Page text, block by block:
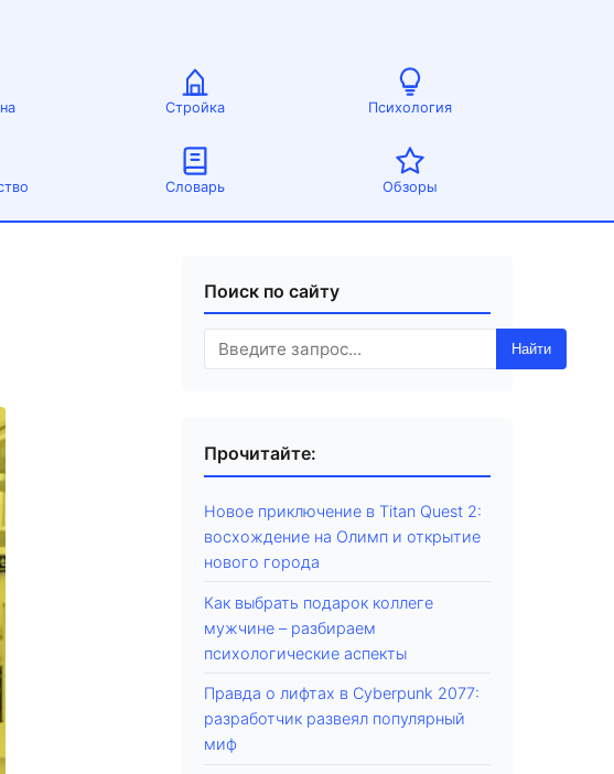
Стройка Психология
Словарь Обзоры
Поиск по сайту
Найти
Прочитайте:
Новое приключение в Titan Quest 2:
восхождение на Олимп и открытие
нового города
Как выбрать подарок коллеге
мужчине – разбираем
психологические аспекты
Правда о лифтах в Cyberpunk 2077:
разработчик развеял популярный
миф